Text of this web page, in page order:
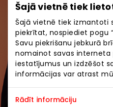
Šajā vietnē tiek
Šajā vietnē tiek izmantoti
piekrītat, nospiediet pogu
Savu piekrišanu jebkurā
nomainot savas interneta
iestatījumus un izdzēšot
informācijas var atrast
Rādīt informāciju
Be the first to know
and the latest information